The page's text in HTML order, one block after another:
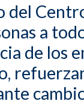
del
a
de los